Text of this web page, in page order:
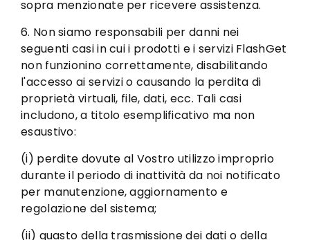
sopra menzionate per ricevere assistenza.
6. Non siamo responsabili per danni nei
seguenti casi in cui i prodotti e i servizi FlashGet
non funzionino correttamente, disabilitando
l'accesso ai servizi o causando la perdita di
proprietà virtuali, file, dati, ecc. Tali casi
includono, a titolo esemplificativo ma non
esaustivo:
(i) perdite dovute al Vostro utilizzo improprio
durante il periodo di inattività da noi notificato
per manutenzione, aggiornamento e
regolazione del sistema;
(ii) guasto della trasmissione dei dati o della